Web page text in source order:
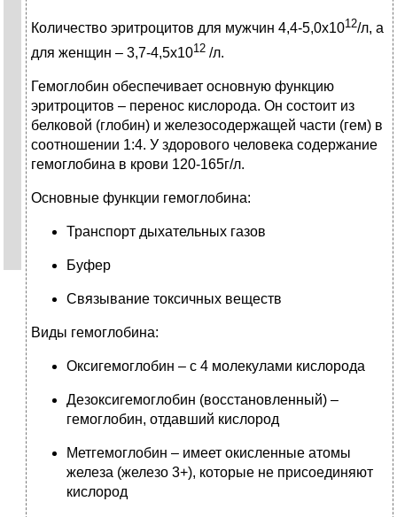
Количество эритроцитов для мужчин 4,4-5,0х1012/л, а
для женщин – 3,7-4,5х1012 /л.
Гемоглобин обеспечивает основную функцию
эритроцитов – перенос кислорода. Он состоит из
белковой (глобин) и железосодержащей части (гем) в
соотношении 1:4. У здорового человека содержание
гемоглобина в крови 120-165г/л.
Основные функции гемоглобина:
Транспорт дыхательных газов
Буфер
Связывание токсичных веществ
Виды гемоглобина:
Оксигемоглобин – с 4 молекулами кислорода
Дезоксигемоглобин (восстановленный) –
гемоглобин, отдавший кислород
Метгемоглобин – имеет окисленные атомы
железа (железо 3+), которые не присоединяют
кислород